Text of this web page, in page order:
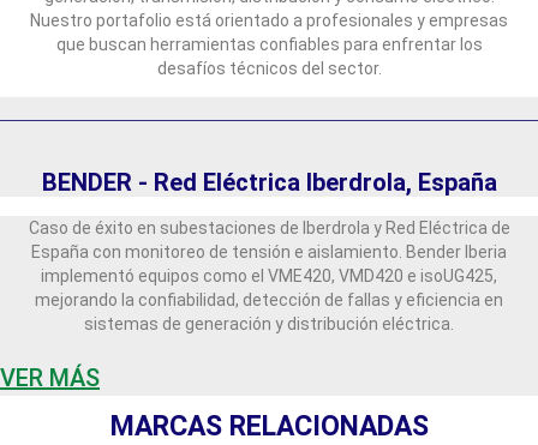
Nuestro portafolio está orientado a profesionales y empresas
que buscan herramientas confiables para enfrentar los
desafíos técnicos del sector.
BENDER - Red Eléctrica Iberdrola, España
Caso de éxito en subestaciones de Iberdrola y Red Eléctrica de
España con monitoreo de tensión e aislamiento. Bender Iberia
implementó equipos como el VME420, VMD420 e isoUG425,
mejorando la confiabilidad, detección de fallas y eficiencia en
sistemas de generación y distribución eléctrica.
VER MÁS
MARCAS RELACIONADAS